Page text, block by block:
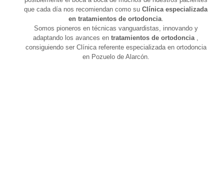
que cada día nos recomiendan como su Clínica especializada
en tratamientos de ortodoncia.
Somos pioneros en técnicas vanguardistas, innovando y
adaptando los avances en tratamientos de ortodoncia
consiguiendo ser Clínica referente especializada en ortodoncia
en Pozuelo de Alarcón.